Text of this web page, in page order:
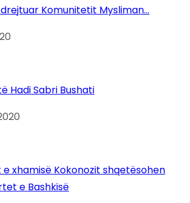
Komunitetit Mysliman…
Hadi Sabri Bushati
xhamisë Kokonozit shqetësohen
e Bashkisë